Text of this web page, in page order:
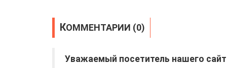
КОММЕНТАРИИ (0)
Уважаемый посетитель нашего